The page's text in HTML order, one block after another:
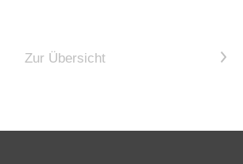
Zur Übersicht Nächster Artikel